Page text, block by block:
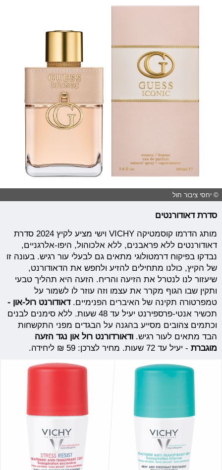
© יחסי ציבור חול
סדרת דאודורנטים
מותג הדרמו קוסמטיקה VICHY וישי מציע לקיץ 2024 סדרת
דאודורנטים ללא פראבנים, ללא אלכוהול, היפו-אלרגניים,
נבדקו בפיקוח דרמטולוגי מתאים גם לבעלי עור רגיש. בעונה זו
של הקיץ, כולנו מתחילים להזיע ולחפש את הדאודורנט,
שיעזור לנו לנטרל את הזיעה והריח. הזעה היא תהליך טבעי
ותקין שבו הגוף מקרר את עצמו וזה עוזר לו לשמור על
טמפרטורה תקינה של האיברים הפנימיים.דאודורנט רול-און -
תכשיר אנטי-פרספירנט יעיל עד 48 שעות. ללא סימנים לבנים
וכתמים צהובים מסייע בהגנה על הבגדים מפני התקשחות
הבד מתאים לעור רגיש.ודאורדורנט רול און נגד הזעה
מוגברת - יעיל עד 72 שעות. מחיר לצרכן: 59 ₪ ליחידה.